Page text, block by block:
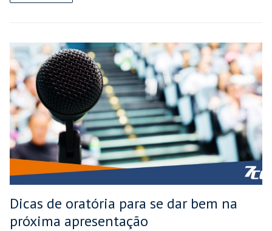
Dicas de oratória para se dar bem na
próxima apresentação